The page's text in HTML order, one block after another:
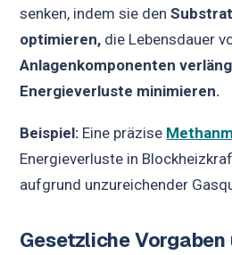
senken, indem sie den
optimieren, die Lebensdauer
Anlagenkomponenten
Energieverluste minimieren.
Beispiel: Eine präzise
Energieverluste in
aufgrund unzureichender
Gesetzliche Vorgaben